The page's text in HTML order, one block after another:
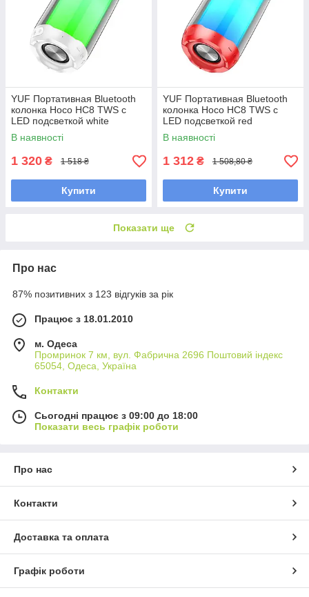
YUF Портативная Bluetooth
колонка Hoco HC8 TWS с
LED подсветкой white
В наявності
1 320 ₴ 1 518 ₴
Купити
YUF Портативная Bluetooth
колонка Hoco HC8 TWS с
LED подсветкой red
В наявності
1 312 ₴ 1 508,80 ₴
Купити
Показати ще
Про нас
87% позитивних з 123 відгуків за рік
Працює з 18.01.2010
м. Одеса
Промринок 7 км, вул. Фабрична 2696 Поштовий індекс
65054, Одеса, Україна
Контакти
Сьогодні працює з 09:00 до 18:00
Показати весь графік роботи
Про нас
Контакти
Доставка та оплата
Графік роботи